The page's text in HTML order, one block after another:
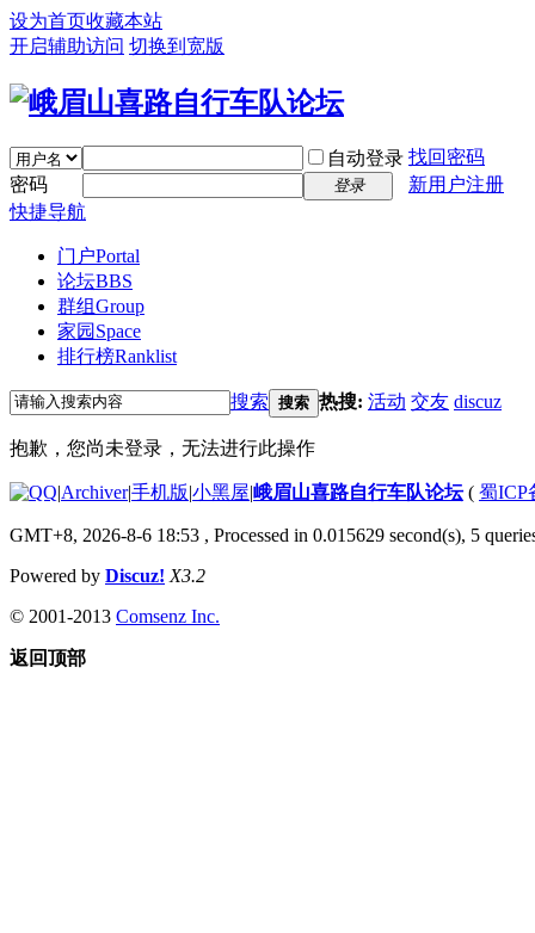
设为首页收藏本站
开启辅助访问 切换到宽版
自动登录 找回密码
密码
登录
新用户注册
快捷导航
门户Portal
论坛BBS
群组Group
家园 Space
排行榜Ranklist
搜索 搜索 热搜: 活动 交友 discuz
抱歉，您尚未登录，无法进行此操作
|Archiver|手机版|小黑屋|峨眉山喜路自行车队论坛( 蜀ICP
GMT+8, 2026-8-6 18:53 , Processed in 0.015629 second(s), 5
Powered by Discuz! X3.2
© 2001-2013 Comsenz Inc.
返回顶部